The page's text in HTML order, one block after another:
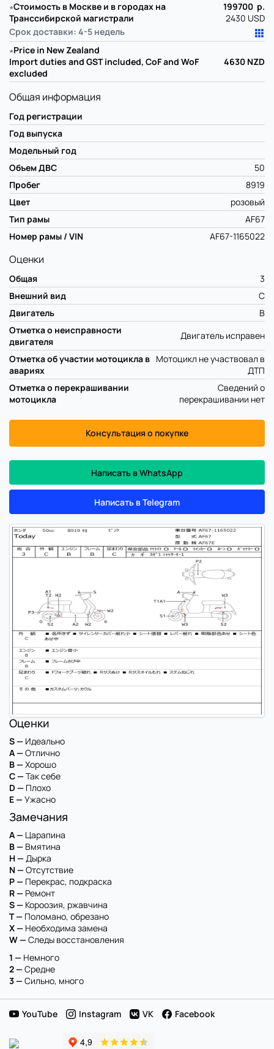
∗Стоимость в Москве и в городах на
Транссибирской магистрали
Срок доставки: 4-5 недель
199700 р.
2430 USD
∗Price in New Zealand
Import duties and GST included, CoF and WoF
excluded
4630 NZD
Общая информация
Год регистрации
Год выпуска
Модельный год
Объем ДВС
50
Пробег
8919
Цвет
розовый
Тип рамы
AF67
Номер рамы / VIN
AF67-1165022
Оценки
Общая
3
Внешний вид
C
Двигатель
B
Отметка о неисправности
двигателя
Двигатель исправен
Отметка об участии мотоцикла в
авариях
Мотоцикл не участвовал в
ДТП
Отметка о перекрашивании
мотоцикла
Сведений о
перекрашивании нет
Консультация о покупке
Написать в WhatsApp
Написать в Telegram
Оценки
S — Идеально
A — Отлично
B — Хорошо
C — Так себе
D — Плохо
E — Ужасно
Замечания
A — Царапина
B — Вмятина
H — Дырка
N — Отсутствие
P — Перекрас, подкраска
R — Ремонт
S — Короозия, ржавчина
T — Поломано, обрезано
X — Необходима замена
W — Следы восстановления
1 — Немного
2 — Средне
3 — Сильно, много
YouTube Instagram VK Facebook